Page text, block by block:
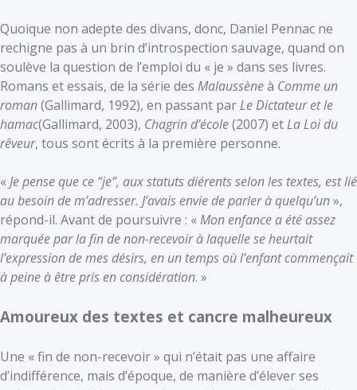
Quoique non adepte des divans, donc, Daniel Pennac ne
rechigne pas à un brin d’introspection sauvage, quand on
soulève la question de l’emploi du « je » dans ses livres.
Romans et essais, de la série des Malaussèneà Comme un
roman(Gallimard, 1992), en passant parLe Dictateur et le
hamac(Gallimard, 2003), Chagrin d’école(2007) etLa Loi du
rêveur, tous sont écrits à la première personne.
«Je pense que ce “je”, aux statuts diérents selon les textes, est lié
au besoin de m’adresser. J’avais envie de parler à quelqu’un»,
répond-il. Avant de poursuivre : «Mon enfance a été assez
marquée par la fin de non-recevoir à laquelle se heurtait
l’expression de mes désirs, en un temps où l’enfant commençait
à peine à être pris en considération. »
Amoureux des textes et cancre malheureux
Une « fin de non-recevoir » qui n’était pas une affaire
d’indifférence, mais d’époque, de manière d’élever ses